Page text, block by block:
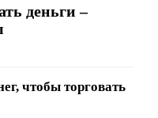
деньги –
чтобы торговать